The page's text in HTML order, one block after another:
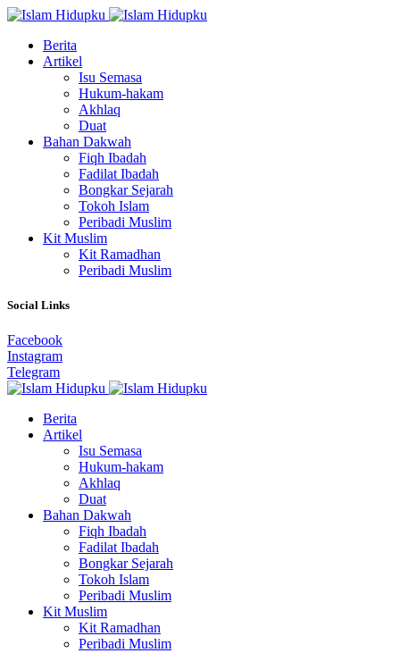
Berita
Artikel
Isu Semasa
Hukum-hakam
Akhlaq
Duat
Bahan Dakwah
Fiqh Ibadah
Fadilat Ibadah
Bongkar Sejarah
Tokoh Islam
Peribadi Muslim
Kit Muslim
Kit Ramadhan
Peribadi Muslim
Social Links
Facebook
Instagram
Telegram
Berita
Artikel
Isu Semasa
Hukum-hakam
Akhlaq
Duat
Bahan Dakwah
Fiqh Ibadah
Fadilat Ibadah
Bongkar Sejarah
Tokoh Islam
Peribadi Muslim
Kit Muslim
Kit Ramadhan
Peribadi Muslim